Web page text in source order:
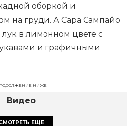
оборкой и
на груди. А Сара Сампайо
в лимонном цвете с
и графичными
НИЖЕ
Видео
СМОТРЕТЬ ЕЩЕ